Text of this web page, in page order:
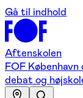
Gå til indhold
Aftenskolen
FOF
debat og